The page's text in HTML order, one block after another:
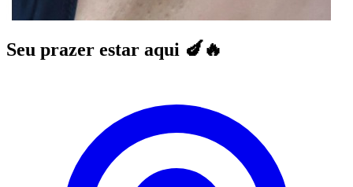
Seu prazer estar aqui 🍆🔥